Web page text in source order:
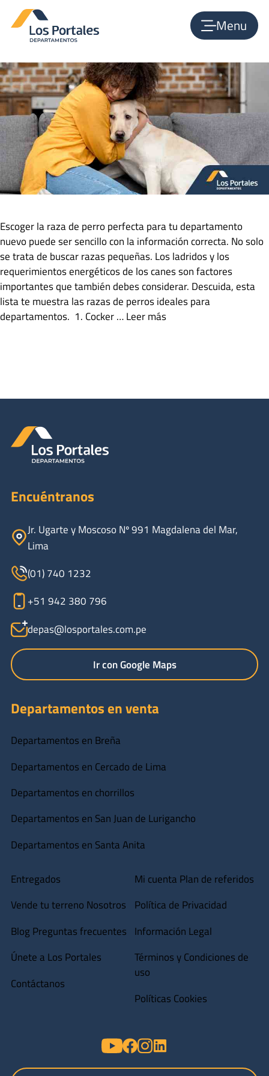
Menu
perros para departamentos
octubre 2, 2020poradmin_lpdepas
Escoger la raza de perro perfecta para tu departamento
nuevo puede ser sencillo con la información correcta. No solo
se trata de buscar razas pequeñas. Los ladridos y los
requerimientos energéticos de los canes son factores
importantes que también debes considerar. Descuida, esta
lista te muestra las razas de perros ideales para
departamentos. 1. Cocker …Leer más
Encuéntranos
Jr. Ugarte y Moscoso Nº 991 Magdalena del Mar,
Lima
(01) 740 1232
+51 942 380 796
depas@losportales.com.pe
Ir con Google Maps
Departamentos en venta
Departamentos en Breña
Departamentos en Cercado de Lima
Departamentos en chorrillos
Departamentos en San Juan de Lurigancho
Departamentos en Santa Anita
Entregados
Vende tu terreno Nosotros
Blog Preguntas frecuentes
Únete a Los Portales
Contáctanos
Mi cuenta Plan de referidos
Política de Privacidad
Información Legal
Términos y Condiciones de
uso
Políticas Cookies